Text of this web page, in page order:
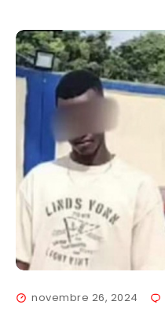
novembre 26, 2024